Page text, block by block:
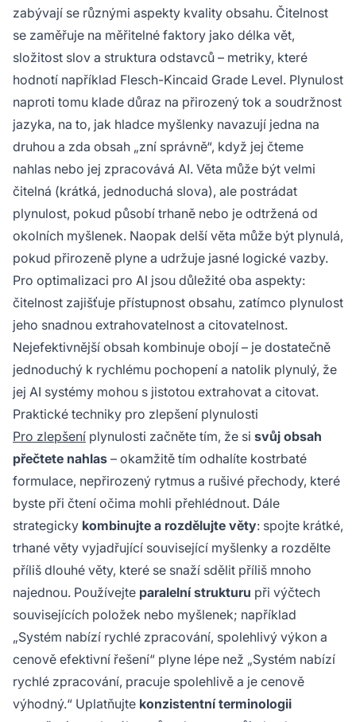
zabývají se různými aspekty kvality obsahu. Čitelnost
se zaměřuje na měřitelné faktory jako délka vět,
složitost slov a struktura odstavců – metriky, které
hodnotí například Flesch-Kincaid Grade Level. Plynulost
naproti tomu klade důraz na přirozený tok a soudržnost
jazyka, na to, jak hladce myšlenky navazují jedna na
druhou a zda obsah „zní správně“, když jej čteme
nahlas nebo jej zpracovává AI. Věta může být velmi
čitelná (krátká, jednoduchá slova), ale postrádat
plynulost, pokud působí trhaně nebo je odtržená od
okolních myšlenek. Naopak delší věta může být plynulá,
pokud přirozeně plyne a udržuje jasné logické vazby.
Pro optimalizaci pro AI jsou důležité oba aspekty:
čitelnost zajišťuje přístupnost obsahu, zatímco plynulost
jeho snadnou extrahovatelnost a citovatelnost.
Nejefektivnější obsah kombinuje obojí – je dostatečně
jednoduchý k rychlému pochopení a natolik plynulý, že
jej AI systémy mohou s jistotou extrahovat a citovat.
Praktické techniky pro zlepšení plynulosti
Pro zlepšení plynulosti začněte tím, že si svůj obsah
přečtete nahlas – okamžitě tím odhalíte kostrbaté
formulace, nepřirozený rytmus a rušivé přechody, které
byste při čtení očima mohli přehlédnout. Dále
strategicky kombinujte a rozdělujte věty: spojte krátké,
trhané věty vyjadřující související myšlenky a rozdělte
příliš dlouhé věty, které se snaží sdělit příliš mnoho
najednou. Používejte paralelní strukturu při výčtech
souvisejících položek nebo myšlenek; například
„Systém nabízí rychlé zpracování, spolehlivý výkon a
cenově efektivní řešení“ plyne lépe než „Systém nabízí
rychlé zpracování, pracuje spolehlivě a je cenově
výhodný.“ Uplatňujte konzistentní terminologii